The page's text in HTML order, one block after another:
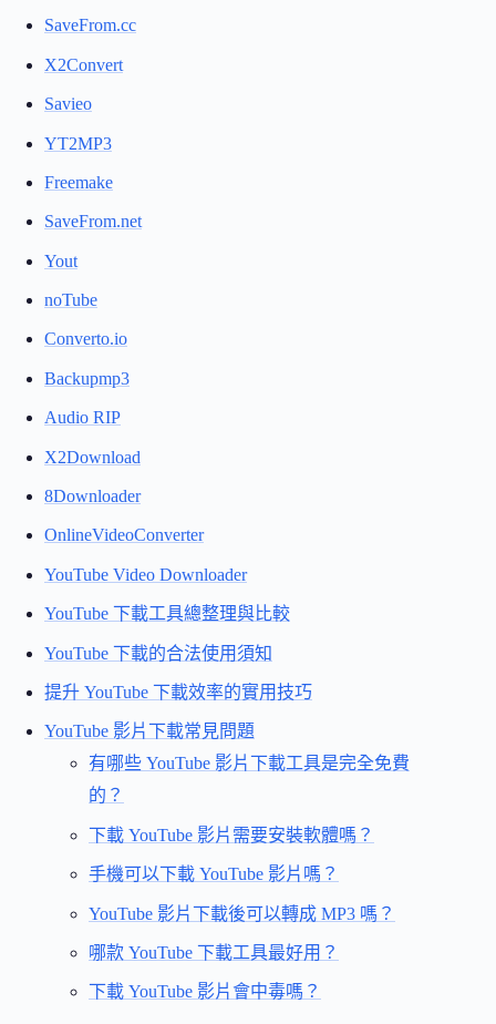
SaveFrom.cc
X2Convert
Savieo
YT2MP3
Freemake
SaveFrom.net
Yout
noTube
Converto.io
Backupmp3
Audio RIP
X2Download
8Downloader
OnlineVideoConverter
YouTube Video Downloader
YouTube 下載工具總整理與比較
YouTube 下載的合法使用須知
提升 YouTube 下載效率的實用技巧
YouTube 影片下載常見問題
有哪些 YouTube 影片下載工具是完全免費
的？
下載 YouTube 影片需要安裝軟體嗎？
手機可以下載 YouTube 影片嗎？
YouTube 影片下載後可以轉成 MP3 嗎？
哪款 YouTube 下載工具最好用？
下載 YouTube 影片會中毒嗎？